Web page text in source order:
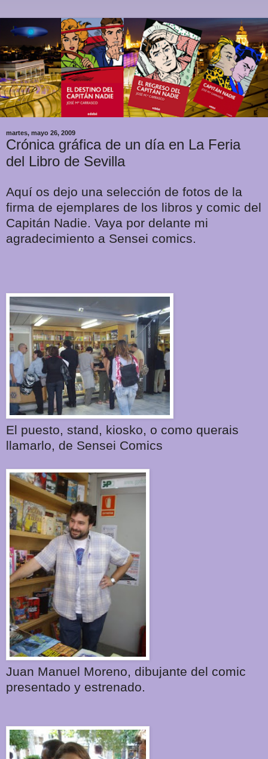
martes, mayo 26, 2009
Crónica gráfica de un día en La Feria
del Libro de Sevilla
Aquí os dejo una selección de fotos de la
firma de ejemplares de los libros y comic del
Capitán Nadie. Vaya por delante mi
agradecimiento a Sensei comics.
El puesto, stand, kiosko, o como querais
llamarlo, de Sensei Comics
Juan Manuel Moreno, dibujante del comic
presentado y estrenado.